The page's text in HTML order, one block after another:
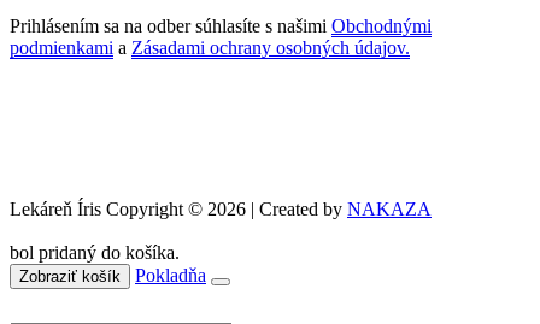
Prihlásením sa na odber súhlasíte s našimi Obchodnými
podmienkami a Zásadami ochrany osobných údajov.
Lekáreň Íris Copyright © 2026 | Created by NAKAZA
bol pridaný do košíka.
Zobraziť košík Pokladňa